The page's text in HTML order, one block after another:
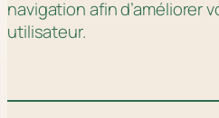
navigation afin d’améliorer
utilisateur.